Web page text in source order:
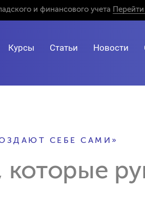
и финансового учета
Курсы Статьи Новости
СЕБЕ САМИ»